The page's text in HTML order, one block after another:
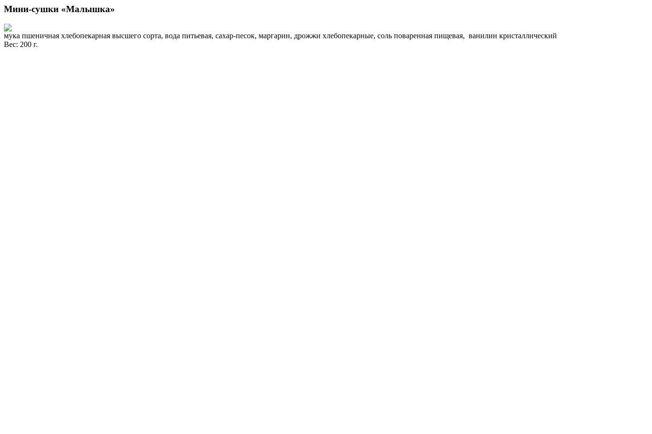
Мини-сушки «Малышка»
мука пшеничная хлебопекарная высшего сорта, вода питьевая, сахар-песок, маргарин, дрожжи хлебопекарные, соль поваренная пищевая, ванилин кристаллический
Вес: 200 г.